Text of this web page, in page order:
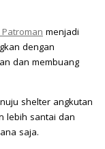
menjadi
dengan
dan membuang
shelter angkutan
lebih santai dan
saja.